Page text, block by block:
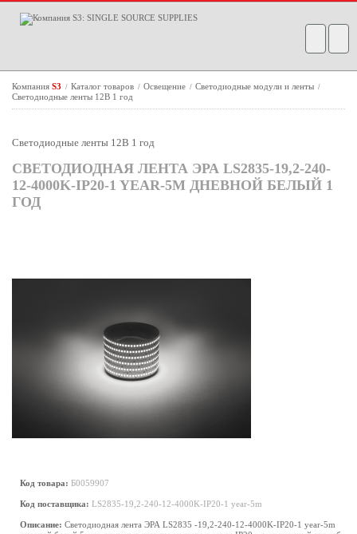
Компания S3 / Каталог товаров / Освещение / Светодиодные модули и ленты /
Светодиодные ленты 12В 1 год
Светодиодные ленты 12В 1 год
СВЕТОДИОДНАЯ ЛЕНТА ЭРА LS2835-19,2-240-
12-4000K-IP20-1 YEAR-5M ДНЕВНОЙ БЕЛЫЙ 1
ГОД
Код товара: Б0059907
Код поставщика: LS2835-19,2-240-12-4000K-IP20-1 year-5m
Описание: Светодиодная лента ЭРА LS2835 -19,2-240-12-4000K-IP20-1 year-5m